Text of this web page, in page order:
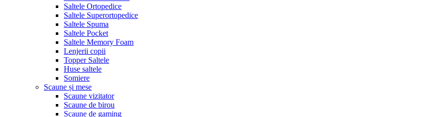
Saltele Ortopedice
Saltele Superortopedice
Saltele Spuma
Saltele Pocket
Saltele Memory Foam
Lenjerii copii
Topper Saltele
Huse saltele
Somiere
Scaune și mese
Scaune vizitator
Scaune de birou
Scaune de gaming